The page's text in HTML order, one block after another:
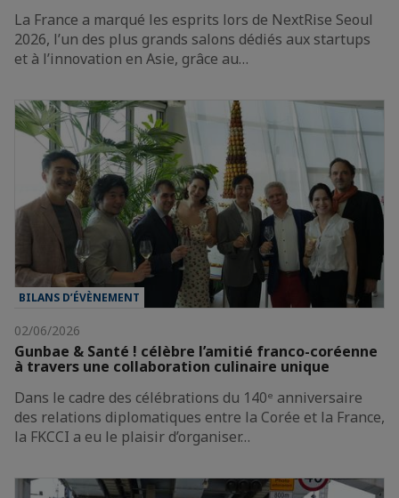
La France a marqué les esprits lors de NextRise Seoul
2026, l’un des plus grands salons dédiés aux startups
et à l’innovation en Asie, grâce au…
BILANS D’ÉVÈNEMENT
02/06/2026
Gunbae & Santé ! célèbre l’amitié franco-coréenne
à travers une collaboration culinaire unique
Dans le cadre des célébrations du 140ᵉ anniversaire
des relations diplomatiques entre la Corée et la France,
la FKCCI a eu le plaisir d’organiser…